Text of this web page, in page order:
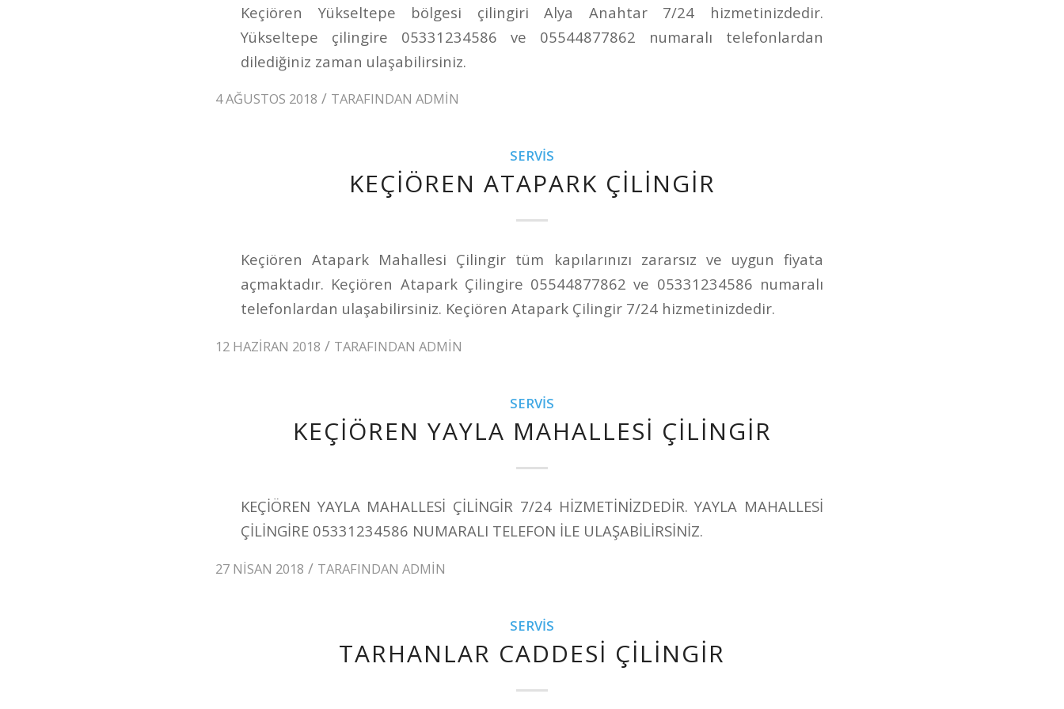
Keçiören Yükseltepe bölgesi çilingiri Alya Anahtar 7/24 hizmetinizdedir.
Yükseltepe çilingire 05331234586 ve 05544877862 numaralı telefonlardan
dilediğiniz zaman ulaşabilirsiniz.
4 AĞUSTOS 2018 / TARAFINDAN ADMIN
SERVIS
KEÇIÖREN ATAPARK ÇILINGIR
Keçiören Atapark Mahallesi Çilingir tüm kapılarınızı zararsız ve uygun fiyata
açmaktadır. Keçiören Atapark Çilingire 05544877862 ve 05331234586 numaralı
telefonlardan ulaşabilirsiniz. Keçiören Atapark Çilingir 7/24 hizmetinizdedir.
12 HAZIRAN 2018 / TARAFINDAN ADMIN
SERVIS
KEÇİÖREN YAYLA MAHALLESİ ÇİLİNGİR
KEÇİÖREN YAYLA MAHALLESİ ÇİLİNGİR 7/24 HİZMETİNİZDEDİR. YAYLA MAHALLESİ
ÇİLİNGİRE 05331234586 NUMARALI TELEFON İLE ULAŞABİLİRSİNİZ.
27 NISAN 2018 / TARAFINDAN ADMIN
SERVIS
TARHANLAR CADDESİ ÇİLİNGİR